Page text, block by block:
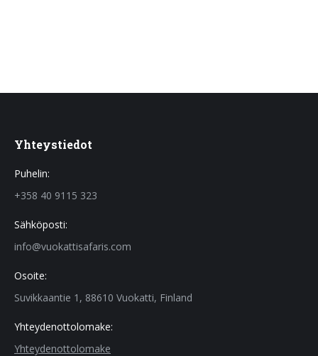
Yhteystiedot
Puhelin:
+358 40 9115 323
Sähköposti:
info@vuokattisafaris.com
Osoite:
Suvikkaantie 1, 88610 Vuokatti, Finland
Yhteydenottolomake:
Yhteydenottolomake